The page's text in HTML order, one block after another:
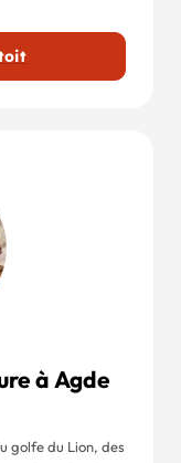
à Agde
golfe du Lion, des